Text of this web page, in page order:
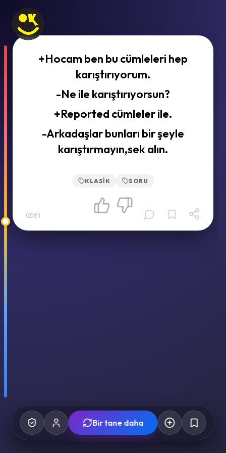
+Hocam ben bu cümleleri hep
karıştırıyorum.
-Ne ile karıştırıyorsun?
+Reported cümleler ile.
-Arkadaşlar bunları bir şeyle
karıştırmayın,sek alın.
KLASIK SORU
81
Bir tane daha